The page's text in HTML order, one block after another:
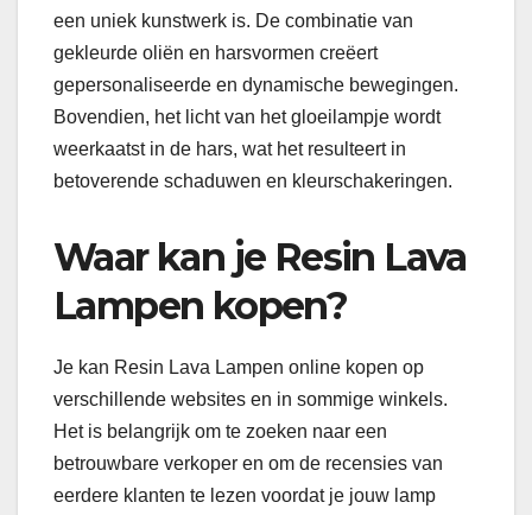
een uniek kunstwerk is. De combinatie van
gekleurde oliën en harsvormen creëert
gepersonaliseerde en dynamische bewegingen.
Bovendien, het licht van het gloeilampje wordt
weerkaatst in de hars, wat het resulteert in
betoverende schaduwen en kleurschakeringen.
Waar kan je Resin Lava
Lampen kopen?
Je kan Resin Lava Lampen online kopen op
verschillende websites en in sommige winkels.
Het is belangrijk om te zoeken naar een
betrouwbare verkoper en om de recensies van
eerdere klanten te lezen voordat je jouw lamp